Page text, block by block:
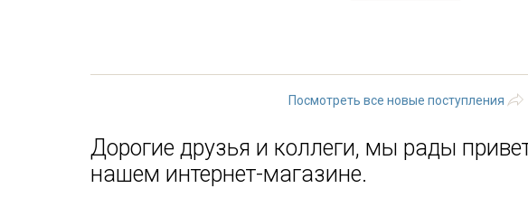
Посмотреть все новые поступления
Дорогие друзья и коллеги, мы рады
нашем интернет-магазине.